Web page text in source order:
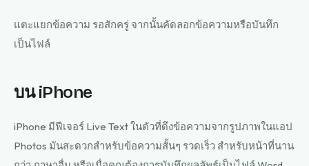
แตะแยกข้อความ รอสักครู่ จากนั้นคัดลอกข้อความหรือบันทึก
เป็นไฟล์
บน iPhone
iPhone มีฟีเจอร์ Live Text ในตัวที่ดึงข้อความจากรูปภาพในแอป
Photos มันสะดวกสำหรับข้อความสั้นๆ รวดเร็ว สำหรับหน้าที่นาน